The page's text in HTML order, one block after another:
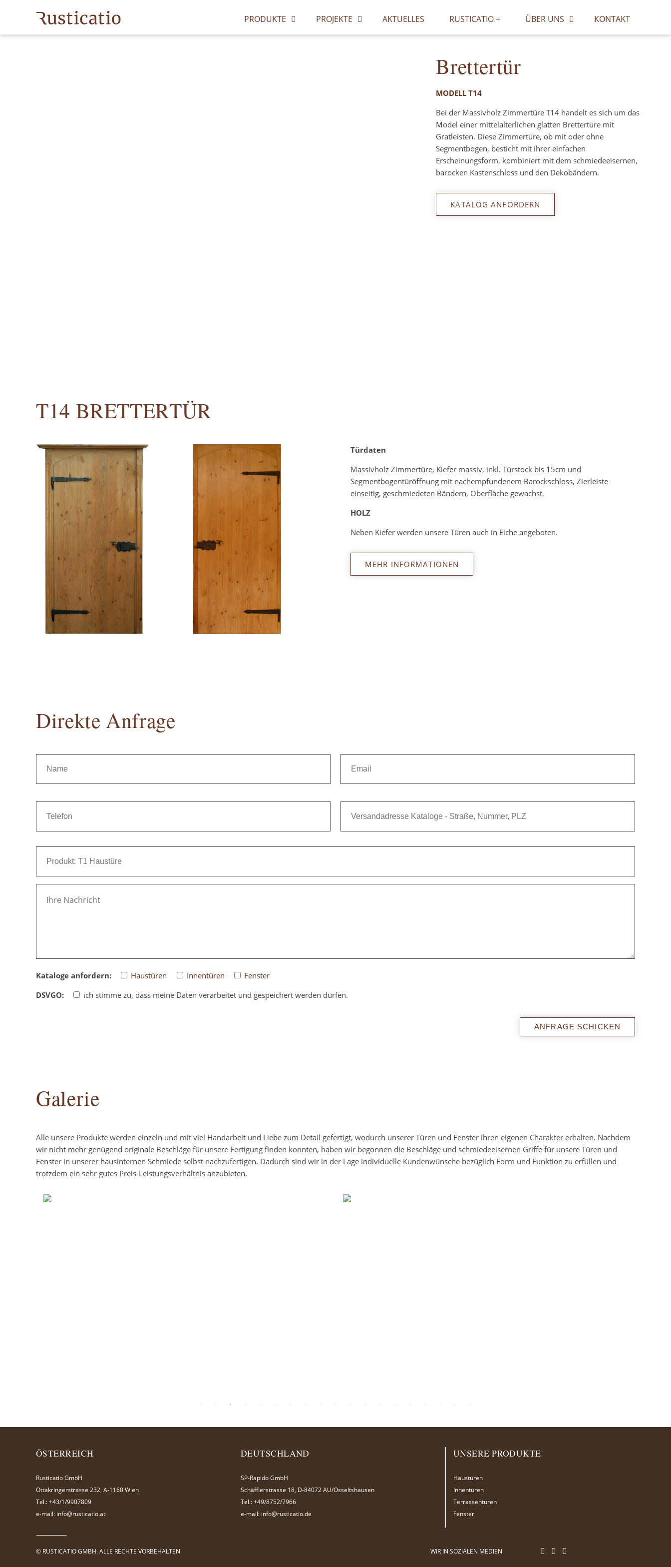
PRODUKTE PROJEKTE AKTUELLES RUSTICATIO + ÜBER UNS KONTAKT
Brettertür
MODELL T14
Bei der Massivholz Zimmertüre T14 handelt es sich um das
Model einer mittelalterlichen glatten Brettertüre mit
Gratleisten. Diese Zimmertüre, ob mit oder ohne
Segmentbogen, besticht mit ihrer einfachen
Erscheinungsform, kombiniert mit dem schmiedeeisernen,
barocken Kastenschloss und den Dekobändern.
KATALOG ANFORDERN
T14 BRETTERTÜR
Türdaten
Massivholz Zimmertüre, Kiefer massiv, inkl. Türstock bis 15cm und
Segmentbogentüröffnung mit nachempfundenem Barockschloss, Zierleiste
einseitig, geschmiedeten Bändern, Oberfläche gewachst.
HOLZ
Neben Kiefer werden unsere Türen auch in Eiche angeboten.
MEHR INFORMATIONEN
Direkte Anfrage
Kataloge anfordern: Haustüren Innentüren
Fenster
DSVGO:
ich stimme zu, dass meine Daten verarbeitet und gespeichert werden dürfen.
Galerie
Alle unsere Produkte werden einzeln und mit viel Handarbeit und Liebe zum Detail gefertigt, wodurch unserer Türen und Fenster ihren eigenen Charakter erhalten. Nachdem
wir nicht mehr genügend originale Beschläge für unsere Fertigung finden konnten, haben wir begonnen die Beschläge und schmiedeeisernen Griffe für unsere Türen und
Fenster in unserer hausinternen Schmiede selbst nachzufertigen. Dadurch sind wir in der Lage individuelle Kundenwünsche bezüglich Form und Funktion zu erfüllen und
trotzdem ein sehr gutes Preis-Leistungsverhältnis anzubieten.
ÖSTERREICH
Rusticatio GmbH
Ottakringerstrasse 232, A-1160 Wien
Tel.: +43/1/9907809
e-mail: info@rusticatio.at
DEUTSCHLAND
SP-Rapido GmbH
Schäfflerstrasse 18, D-84072 AU/Osseltshausen
Tel.: +49/8752/7966
e-mail: info@rusticatio.de
UNSERE PRODUKTE
Haustüren
Innentüren
Terrassentüren
Fenster
© RUSTICATIO GMBH. ALLE RECHTE VORBEHALTEN WIR IN SOZIALEN MEDIEN